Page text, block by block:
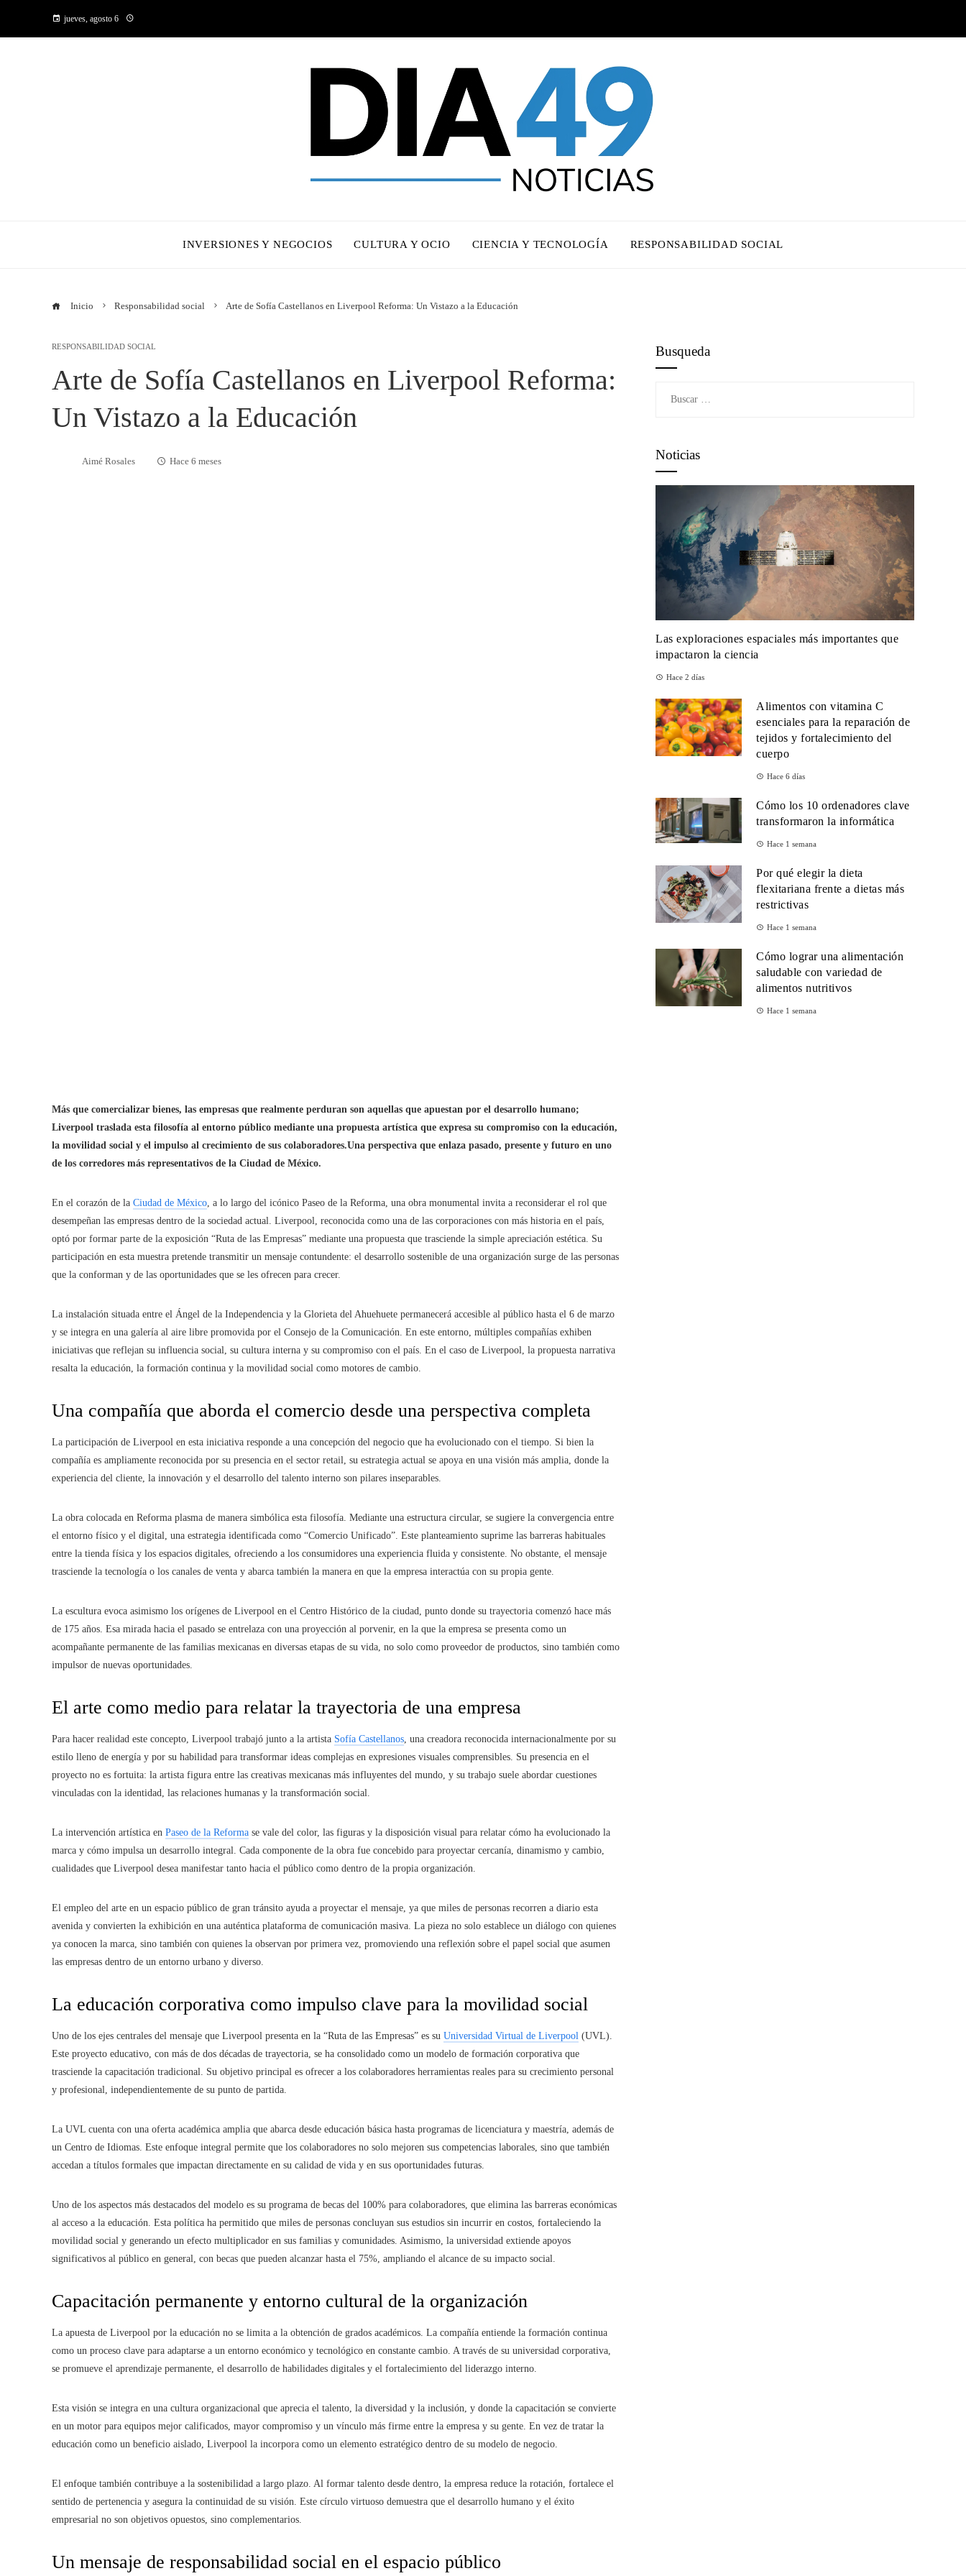
jueves, agosto 6
INVERSIONES Y NEGOCIOS CULTURA Y OCIO CIENCIA Y TECNOLOGÍA RESPONSABILIDAD SOCIAL
Inicio Responsabilidad social Arte de Sofía Castellanos en Liverpool Reforma: Un Vistazo a la Educación
RESPONSABILIDAD SOCIAL
Arte de Sofía Castellanos en Liverpool Reforma:
Un Vistazo a la Educación
Aimé Rosales Hace 6 meses
Más que comercializar bienes, las empresas que realmente perduran son aquellas que apuestan por el desarrollo humano;
Liverpool traslada esta filosofía al entorno público mediante una propuesta artística que expresa su compromiso con la educación,
la movilidad social y el impulso al crecimiento de sus colaboradores.Una perspectiva que enlaza pasado, presente y futuro en uno
de los corredores más representativos de la Ciudad de México.
En el corazón de la Ciudad de México, a lo largo del icónico Paseo de la Reforma, una obra monumental invita a reconsiderar el rol que
desempeñan las empresas dentro de la sociedad actual. Liverpool, reconocida como una de las corporaciones con más historia en el país,
optó por formar parte de la exposición “Ruta de las Empresas” mediante una propuesta que trasciende la simple apreciación estética. Su
participación en esta muestra pretende transmitir un mensaje contundente: el desarrollo sostenible de una organización surge de las personas
que la conforman y de las oportunidades que se les ofrecen para crecer.
La instalación situada entre el Ángel de la Independencia y la Glorieta del Ahuehuete permanecerá accesible al público hasta el 6 de marzo
y se integra en una galería al aire libre promovida por el Consejo de la Comunicación. En este entorno, múltiples compañías exhiben
iniciativas que reflejan su influencia social, su cultura interna y su compromiso con el país. En el caso de Liverpool, la propuesta narrativa
resalta la educación, la formación continua y la movilidad social como motores de cambio.
Una compañía que aborda el comercio desde una perspectiva completa
La participación de Liverpool en esta iniciativa responde a una concepción del negocio que ha evolucionado con el tiempo. Si bien la
compañía es ampliamente reconocida por su presencia en el sector retail, su estrategia actual se apoya en una visión más amplia, donde la
experiencia del cliente, la innovación y el desarrollo del talento interno son pilares inseparables.
La obra colocada en Reforma plasma de manera simbólica esta filosofía. Mediante una estructura circular, se sugiere la convergencia entre
el entorno físico y el digital, una estrategia identificada como “Comercio Unificado”. Este planteamiento suprime las barreras habituales
entre la tienda física y los espacios digitales, ofreciendo a los consumidores una experiencia fluida y consistente. No obstante, el mensaje
trasciende la tecnología o los canales de venta y abarca también la manera en que la empresa interactúa con su propia gente.
La escultura evoca asimismo los orígenes de Liverpool en el Centro Histórico de la ciudad, punto donde su trayectoria comenzó hace más
de 175 años. Esa mirada hacia el pasado se entrelaza con una proyección al porvenir, en la que la empresa se presenta como un
acompañante permanente de las familias mexicanas en diversas etapas de su vida, no solo como proveedor de productos, sino también como
impulsor de nuevas oportunidades.
El arte como medio para relatar la trayectoria de una empresa
Para hacer realidad este concepto, Liverpool trabajó junto a la artista Sofía Castellanos, una creadora reconocida internacionalmente por su
estilo lleno de energía y por su habilidad para transformar ideas complejas en expresiones visuales comprensibles. Su presencia en el
proyecto no es fortuita: la artista figura entre las creativas mexicanas más influyentes del mundo, y su trabajo suele abordar cuestiones
vinculadas con la identidad, las relaciones humanas y la transformación social.
La intervención artística en Paseo de la Reforma se vale del color, las figuras y la disposición visual para relatar cómo ha evolucionado la
marca y cómo impulsa un desarrollo integral. Cada componente de la obra fue concebido para proyectar cercanía, dinamismo y cambio,
cualidades que Liverpool desea manifestar tanto hacia el público como dentro de la propia organización.
El empleo del arte en un espacio público de gran tránsito ayuda a proyectar el mensaje, ya que miles de personas recorren a diario esta
avenida y convierten la exhibición en una auténtica plataforma de comunicación masiva. La pieza no solo establece un diálogo con quienes
ya conocen la marca, sino también con quienes la observan por primera vez, promoviendo una reflexión sobre el papel social que asumen
las empresas dentro de un entorno urbano y diverso.
La educación corporativa como impulso clave para la movilidad social
Uno de los ejes centrales del mensaje que Liverpool presenta en la “Ruta de las Empresas” es su Universidad Virtual de Liverpool (UVL).
Este proyecto educativo, con más de dos décadas de trayectoria, se ha consolidado como un modelo de formación corporativa que
trasciende la capacitación tradicional. Su objetivo principal es ofrecer a los colaboradores herramientas reales para su crecimiento personal
y profesional, independientemente de su punto de partida.
La UVL cuenta con una oferta académica amplia que abarca desde educación básica hasta programas de licenciatura y maestría, además de
un Centro de Idiomas. Este enfoque integral permite que los colaboradores no solo mejoren sus competencias laborales, sino que también
accedan a títulos formales que impactan directamente en su calidad de vida y en sus oportunidades futuras.
Uno de los aspectos más destacados del modelo es su programa de becas del 100% para colaboradores, que elimina las barreras económicas
al acceso a la educación. Esta política ha permitido que miles de personas concluyan sus estudios sin incurrir en costos, fortaleciendo la
movilidad social y generando un efecto multiplicador en sus familias y comunidades. Asimismo, la universidad extiende apoyos
significativos al público en general, con becas que pueden alcanzar hasta el 75%, ampliando el alcance de su impacto social.
Capacitación permanente y entorno cultural de la organización
La apuesta de Liverpool por la educación no se limita a la obtención de grados académicos. La compañía entiende la formación continua
como un proceso clave para adaptarse a un entorno económico y tecnológico en constante cambio. A través de su universidad corporativa,
se promueve el aprendizaje permanente, el desarrollo de habilidades digitales y el fortalecimiento del liderazgo interno.
Esta visión se integra en una cultura organizacional que aprecia el talento, la diversidad y la inclusión, y donde la capacitación se convierte
en un motor para equipos mejor calificados, mayor compromiso y un vínculo más firme entre la empresa y su gente. En vez de tratar la
educación como un beneficio aislado, Liverpool la incorpora como un elemento estratégico dentro de su modelo de negocio.
El enfoque también contribuye a la sostenibilidad a largo plazo. Al formar talento desde dentro, la empresa reduce la rotación, fortalece el
sentido de pertenencia y asegura la continuidad de su visión. Este círculo virtuoso demuestra que el desarrollo humano y el éxito
empresarial no son objetivos opuestos, sino complementarios.
Un mensaje de responsabilidad social en el espacio público
Busqueda
Noticias
Las exploraciones espaciales más importantes que
impactaron la ciencia
Hace 2 días
Alimentos con vitamina C
esenciales para la reparación de
tejidos y fortalecimiento del
cuerpo
Hace 6 días
Cómo los 10 ordenadores clave
transformaron la informática
Hace 1 semana
Por qué elegir la dieta
flexitariana frente a dietas más
restrictivas
Hace 1 semana
Cómo lograr una alimentación
saludable con variedad de
alimentos nutritivos
Hace 1 semana